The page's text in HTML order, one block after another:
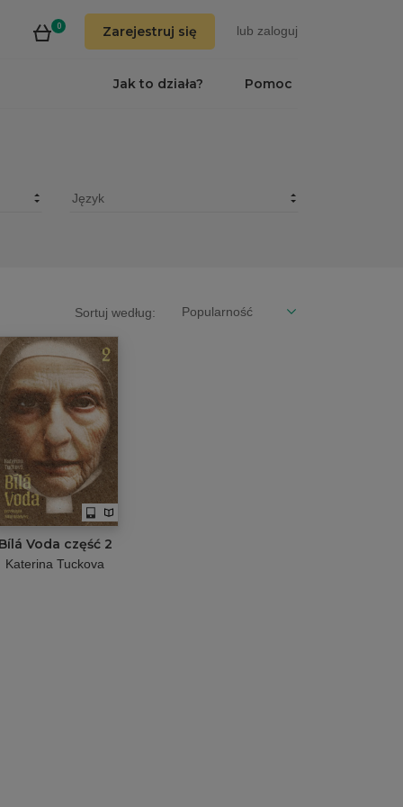
0 Zarejestruj się lub zaloguj
Pomoc
Jak to działa?
Sortuj według:
Voda część 2
Katerina Tuckova